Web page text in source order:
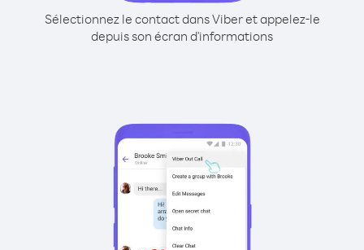
Sélectionnez le contact dans Viber et appelez-le
depuis son écran d'informations